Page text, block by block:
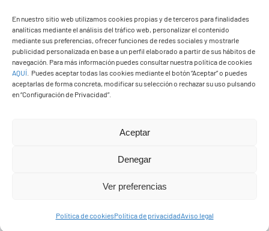
En nuestro sitio web utilizamos cookies propias y de terceros para finalidades
analíticas mediante el análisis del tráfico web, personalizar el contenido
mediante sus preferencias, ofrecer funciones de redes sociales y mostrarle
publicidad personalizada en base a un perfil elaborado a partir de sus hábitos de
navegación. Para más información puedes consultar nuestra política de cookies
AQUÍ
Puedes aceptar todas las cookies mediante el botón “Aceptar” o puedes
aceptarlas de forma concreta, modificar su selección o rechazar su uso pulsando
en “Configuración de Privacidad”.
Aceptar
Denegar
Ver preferencias
Política de cookiesPolítica de privacidadAviso legal
Ayuntamiento de Yaiza
Pza. de Los Remedios, 1
35570 – Yaiza
Tel:928 83 62 20
derechos reservads
Diseño web Solucionet.com&Cibernatural